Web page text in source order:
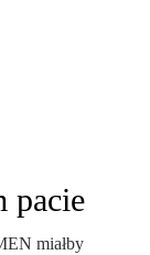
pacie
miałby